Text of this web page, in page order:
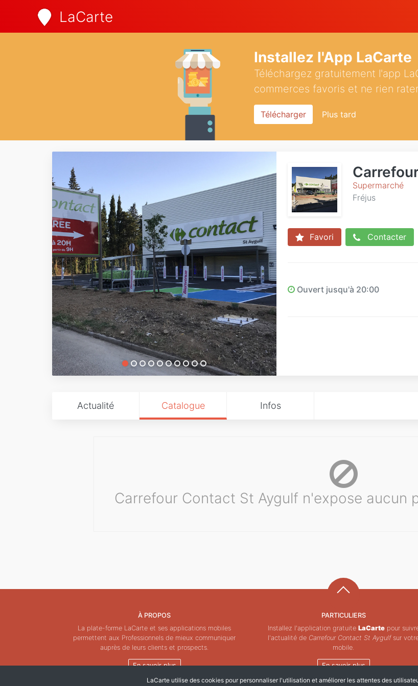
LaCarte
Installez l'App LaCarte
Téléchargez gratuitement l'app
commerces favoris et ne rien
Télécharger Plus tard
Supermarché
Fréjus
Favori Contacter
Ouvert jusqu'à 20:00
Actualité Catalogue Infos
Carrefour Contact St Aygulf n'expose aucun
À PROPOS
La plate-forme LaCarte et ses applications mobiles
permettent aux Professionnels de mieux communiquer
auprès de leurs clients et prospects.
En savoir plus
PARTICULIERS
Installez l'application gratuite LaCartepour
l'actualité de Carrefour Contact St Aygulfsur
mobile.
En savoir plus
LaCarte utilise des cookies pour personnaliser l'utilisation et améliorer les attentes des